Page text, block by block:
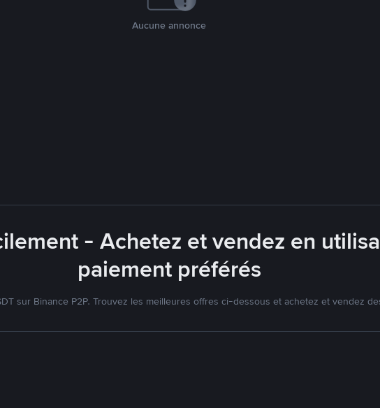
Aucune annonce
- Achetez et vendez en
paiement préférés
sur Binance P2P. Trouvez les meilleures offres ci-dessous et achetez et vendez